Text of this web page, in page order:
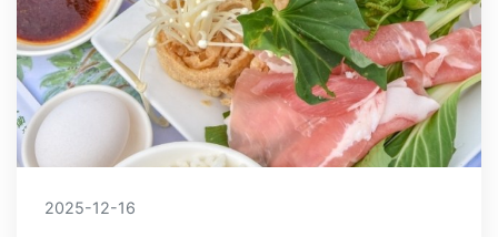
2025-12-16